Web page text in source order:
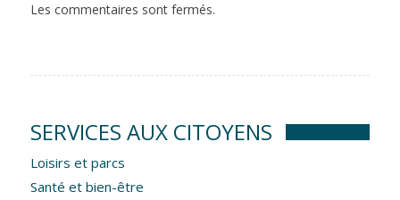
Les commentaires sont fermés.
SERVICES AUX CITOYENS
Loisirs et parcs
Santé et bien-être